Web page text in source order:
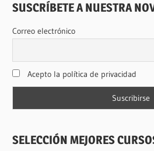
SUSCRÍBETE A NUESTRA
Correo electrónico
Acepto la política de privacidad
SELECCIÓN MEJORES